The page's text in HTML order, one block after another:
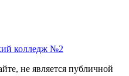
колледж №2
не является публичной